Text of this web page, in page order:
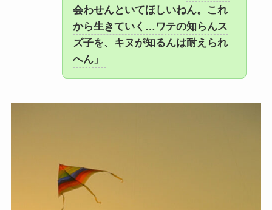
会わせんといてほしいねん。これ
から生きていく…ワテの知らんス
ズ子を、キヌが知るんは耐えられ
へん」